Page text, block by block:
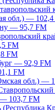
обл.) —
— 95,7 FM
FM
FM
— 92,9 FM
FM
обл.) —
103,7 FM
(Республика